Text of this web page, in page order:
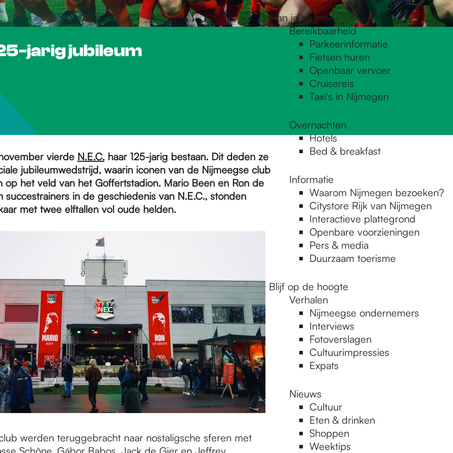
Plan je bezoek
Bereikbaarheid
Parkeerinformatie
Fietsen huren
Openbaar vervoer
Cruisereis
Taxi's in Nijmegen
Overnachten
Hotels
Bed & breakfast
Informatie
Waarom Nijmegen bezoeken?
Citystore Rijk van Nijmegen
Interactieve plattegrond
Openbare voorzieningen
Pers & media
Duurzaam toerisme
Blijf op de hoogte
Verhalen
Nijmeegse ondernemers
Interviews
Fotoverslagen
Cultuurimpressies
Expats
Nieuws
Cultuur
Eten & drinken
Shoppen
Weektips
jarig jubileum
vierde N.E.C.haar 125-jarig bestaan. Dit deden ze
jubileumwedstrijd, waarin iconen van de Nijmeegse club
op het veld van het Goffertstadion. Mario Been en Ron de
succestrainers in de geschiedenis van N.E.C., stonden
met twee elftallen vol oude helden.
werden teruggebracht naar nostaligsche sferen met